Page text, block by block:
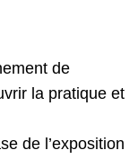
de
la pratique et
de l’exposition